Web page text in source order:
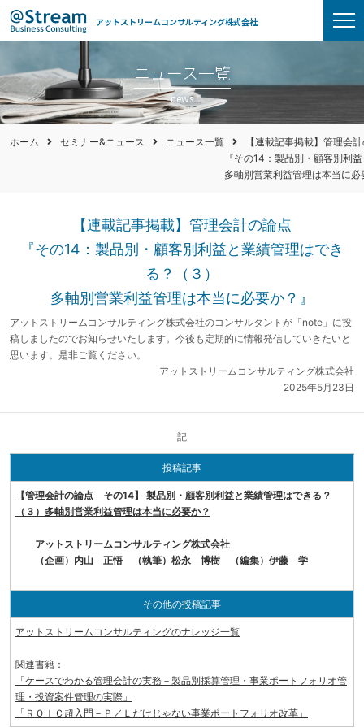
アットストリームコンサルティング株式会社
ニュース一覧
news
ホーム セミナー&ニュース ニュース一覧
【連載記事掲載】管理会
『その14：製品別・顧客別利
多軸別営業利益管理は本当に必
【連載記事掲載】管理会計の論点
『その14：製品別・顧客別利益と業績管理はでき
る？（３）
多軸別営業利益管理は本当に必要か？』
アットストリームコンサルティング株式会社のコンサルタントが「note」に投
稿しましたのでお知らせいたします。今後も定期的に情報発信していきたいと
思います。是非ご覧ください。
アットストリームコンサルティング株式会社
2025年5月23日
記
投稿記事
【管理会計の論点 その14】 製品別・顧客別利益と業績管理はできる？
（３）多軸別営業利益管理は本当に必要か？
アットストリームコンサルティング株式会社
（企画） 内山 正悟 （執筆） 松永 博樹 （編集） 伊藤 学
その他の投稿記事
アットストリームコンサルティングのナレッジ一覧
関連書籍：
「ケースでわかる管理会計の実務－製品別採算管理・事業ポートフォリオ管
理・投資案件管理の実際」
「ＲＯＩＣ超入門－Ｐ／Ｌだけじゃない事業ポートフォリオ改革」